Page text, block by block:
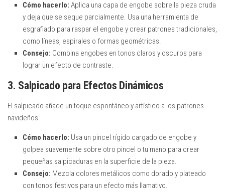
Cómo hacerlo: Aplica una capa de engobe sobre la pieza cruda
y deja que se seque parcialmente. Usa una herramienta de
esgrafiado para raspar el engobe y crear patrones tradicionales,
como líneas, espirales o formas geométricas.
Consejo: Combina engobes en tonos claros y oscuros para
lograr un efecto de contraste.
3. Salpicado para Efectos Dinámicos
El salpicado añade un toque espontáneo y artístico a los patrones
navideños.
Cómo hacerlo: Usa un pincel rígido cargado de engobe y
golpea suavemente sobre otro pincel o tu mano para crear
pequeñas salpicaduras en la superficie de la pieza.
Consejo: Mezcla colores metálicos como dorado y plateado
con tonos festivos para un efecto más llamativo.